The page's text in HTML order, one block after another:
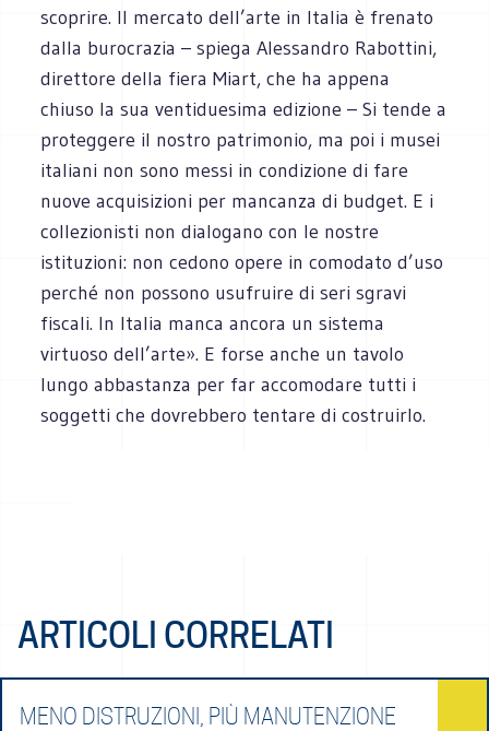
scoprire. Il mercato dell’arte in Italia è frenato
dalla burocrazia – spiega Alessandro Rabottini,
direttore della fiera Miart, che ha appena
chiuso la sua ventiduesima edizione – Si tende a
proteggere il nostro patrimonio, ma poi i musei
italiani non sono messi in condizione di fare
nuove acquisizioni per mancanza di budget. E i
collezionisti non dialogano con le nostre
istituzioni: non cedono opere in comodato d’uso
perché non possono usufruire di seri sgravi
fiscali. In Italia manca ancora un sistema
virtuoso dell’arte». E forse anche un tavolo
lungo abbastanza per far accomodare tutti i
soggetti che dovrebbero tentare di costruirlo.
ARTICOLI CORRELATI
MENO DISTRUZIONI, PIÙ MANUTENZIONE